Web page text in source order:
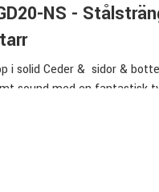
NS -
i solid Ceder & sidor &
sound med en fantastisk
i satin finish &
ger en spelkänsla som
ger en överlägsen